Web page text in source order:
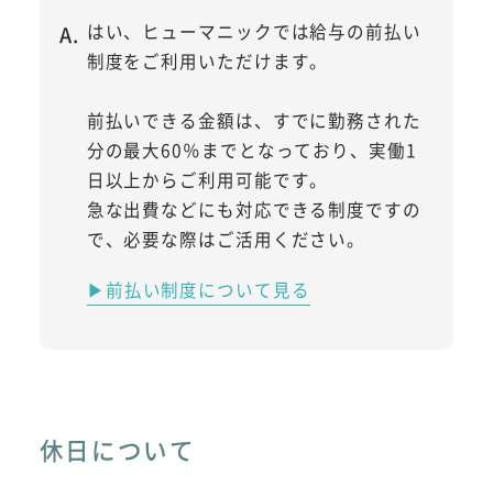
はい、ヒューマニックでは給与の前払い
制度をご利用いただけます。
前払いできる金額は、すでに勤務された
分の最大60％までとなっており、実働1
日以上からご利用可能です。
急な出費などにも対応できる制度ですの
で、必要な際はご活用ください。
▶前払い制度について見る
休日について